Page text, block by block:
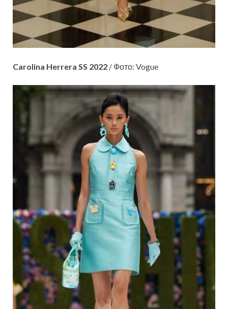
Carolina Herrera SS 2022 / Фото: Vogue